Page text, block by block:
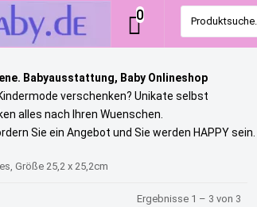
Babyausstattung, Baby Onlineshop
verschenken? Unikate selbst
alles nach Ihren Wuenschen.
Sie ein Angebot und Sie werden HAPPY sein.
Produktsuche...
0
Größe 25,2 x 25,2cm
Ergebnisse 1 – 3 von 3